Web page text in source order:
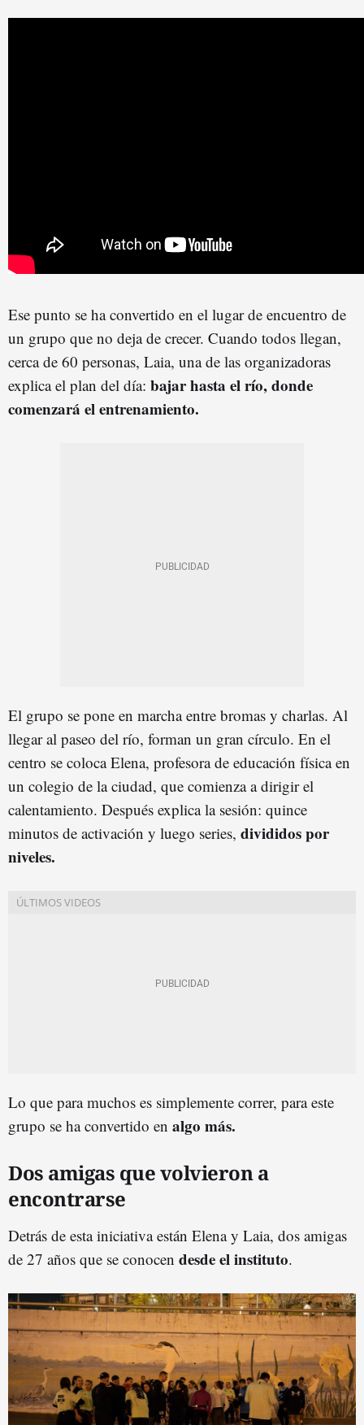
Ese punto se ha convertido en el lugar de encuentro de
un grupo que no deja de crecer. Cuando todos llegan,
cerca de 60 personas, Laia, una de las organizadoras
explica el plan del día: bajar hasta el río, donde
comenzará el entrenamiento.
El grupo se pone en marcha entre bromas y charlas. Al
llegar al paseo del río, forman un gran círculo. En el
centro se coloca Elena, profesora de educación física en
un colegio de la ciudad, que comienza a dirigir el
calentamiento. Después explica la sesión: quince
minutos de activación y luego series, divididos por
niveles.
Lo que para muchos es simplemente correr, para este
grupo se ha convertido en algo más.
Dos amigas que volvieron a
encontrarse
Detrás de esta iniciativa están Elena y Laia, dos amigas
de 27 años que se conocen desde el instituto.